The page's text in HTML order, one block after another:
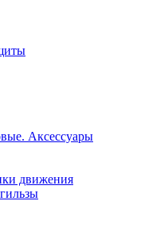
Аксессуары
движения